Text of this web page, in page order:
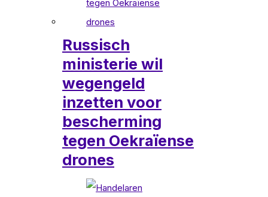
Russisch
ministerie wil
wegengeld
inzetten voor
bescherming
tegen Oekraïense
drones